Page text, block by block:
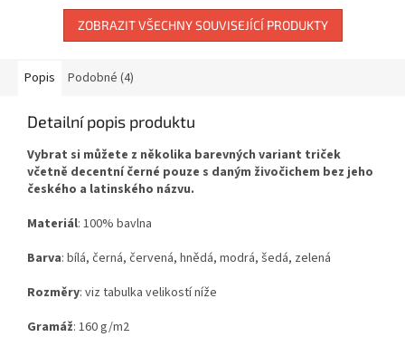
sedmitečné,...
ZOBRAZIT VŠECHNY SOUVISEJÍCÍ PRODUKTY
Popis Podobné (4)
Detailní popis produktu
Vybrat si můžete z několika barevných variant triček
včetně decentní černé pouze s daným živočichem bez jeho
českého a latinského názvu.
Materiál: 100% bavlna
Barva: bílá, černá, červená, hnědá, modrá, šedá, zelená
Rozměry: viz tabulka velikostí níže
Gramáž: 160 g/m2